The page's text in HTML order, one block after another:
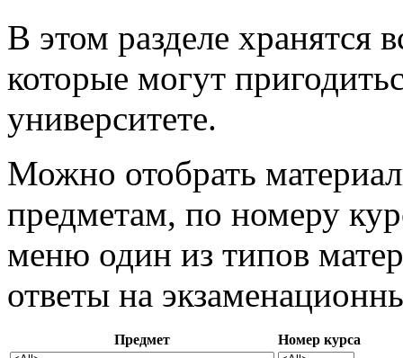
В этом разделе хранятся
которые могут
университете.
Можно отобрать
предметам, по номеру
меню один из типов
ответы на
Предмет Номер курса